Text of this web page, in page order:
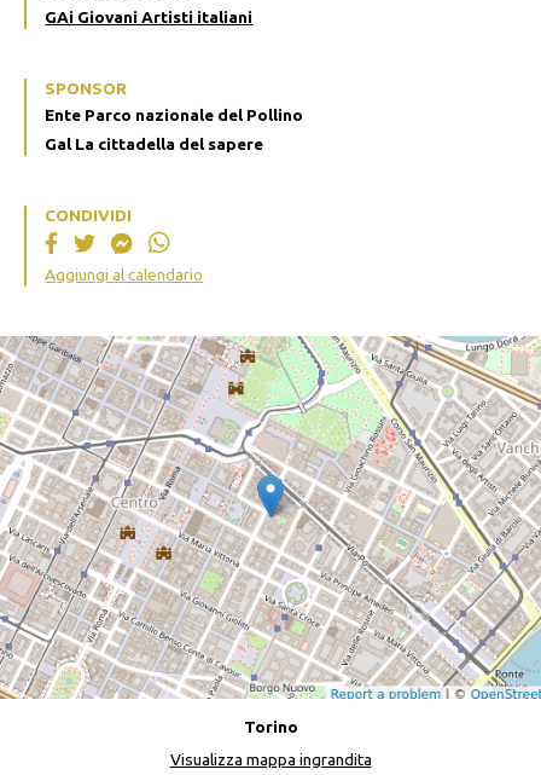
GAi Giovani Artisti italiani
SPONSOR
Ente Parco nazionale del Pollino
Gal La cittadella del sapere
CONDIVIDI
Aggiungi al calendario
Torino
Visualizza mappa ingrandita